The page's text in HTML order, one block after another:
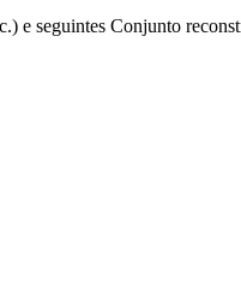
seguintes Conjunto